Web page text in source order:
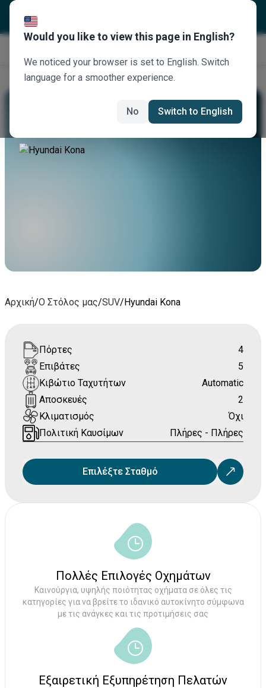
Νοικιάστε Ένα Hyundai Kona
Αρχική/Ο Στόλος μας/SUV/Hyundai Kona
Πολλές Επιλογές Οχημάτων
Καινούργια, υψηλής ποιότητας οχήματα σε όλες τις
κατηγορίες για να βρείτε το ιδανικό αυτοκίνητο σύμφωνα
με τις ανάγκες και τις προτιμήσεις σας
Εξαιρετική Εξυπηρέτηση Πελατών
Πόρτες
4
Επιβάτες
5
Κιβώτιο Ταχυτήτων
Automatic
Αποσκευές
2
Κλιματισμός
Όχι
Πολιτική Καυσίμων
Πλήρες - Πλήρες
Επιλέξτε Σταθμό
Would you like to view this page in English?
We noticed your browser is set to English. Switch
language for a smoother experience.
No Switch to English